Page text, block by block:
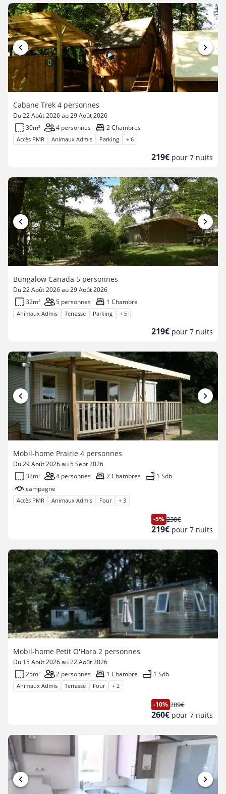
Cabane Trek 4 personnes
Du 22 Août 2026 au 29 Août 2026
30m²
4 personnes 2 Chambres
Accès PMR Animaux Admis Parking + 6
Nouveau
219€ pour 7 nuits
Bungalow Canada 5 personnes
Du 22 Août 2026 au 29 Août 2026
32m²
5 personnes 1 Chambre
Animaux Admis Terrasse Parking + 5
Nouveau
219€ pour 7 nuits
Mobil-home Prairie 4 personnes
Du 29 Août 2026 au 5 Sept 2026
32m²
4 personnes 2 Chambres
1 Sdb
campagne
Accès PMR Animaux Admis Four + 3
-5%
Ancien
prix
230€
Nouveau
219€ pour 7 nuits
Mobil-home Petit O'Hara 2 personnes
Du 15 Août 2026 au 22 Août 2026
25m²
2 personnes 1 Chambre 1 Sdb
Animaux Admis Terrasse Four + 2
-10%
Ancien
prix
289€
Nouveau
260€ pour 7 nuits